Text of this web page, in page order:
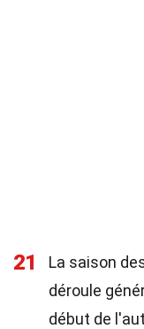
21
La saison
déroule
début de